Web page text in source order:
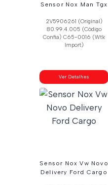
Sensor Nox Man Tgx
2V5906261 (Original)
80.99.4.005 (Código
Confia) C65-0016 (Wtk
Import)
Ver Detalhes
Sensor Nox Vw Novo
Delivery Ford Cargo